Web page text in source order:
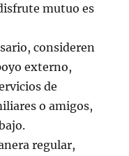
mutuo es
consideren
externo,
de
o amigos,
regular,